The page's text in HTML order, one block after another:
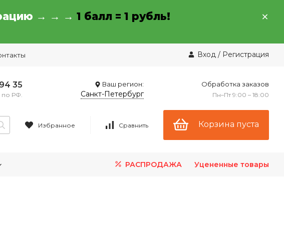
→ → → 1 балл = 1 рубль!
Вход / Регистрация
35
РФ.
Ваш регион:
Санкт-Петербург
Обработка заказов
Пн–Пт 9:00 – 18:00
Избранное Сравнить Корзина пуста
РАСПРОДАЖА Уцененные товары